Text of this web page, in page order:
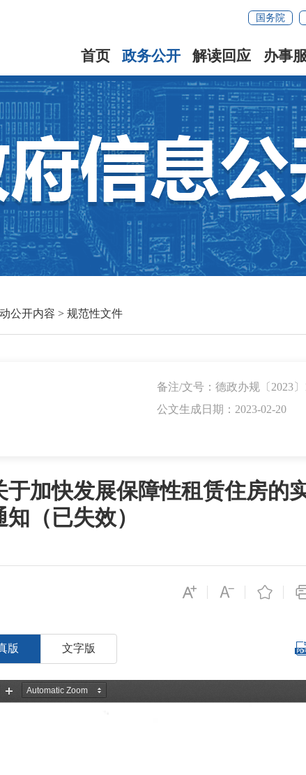
国务院
首页 政务公开 解读回应 办事
公开内容 > 规范性文件
备注/文号：德政办规〔2023
公文生成日期：2023-02-20
加快发展保障性租赁住房的
知（已失效）
版 文字版